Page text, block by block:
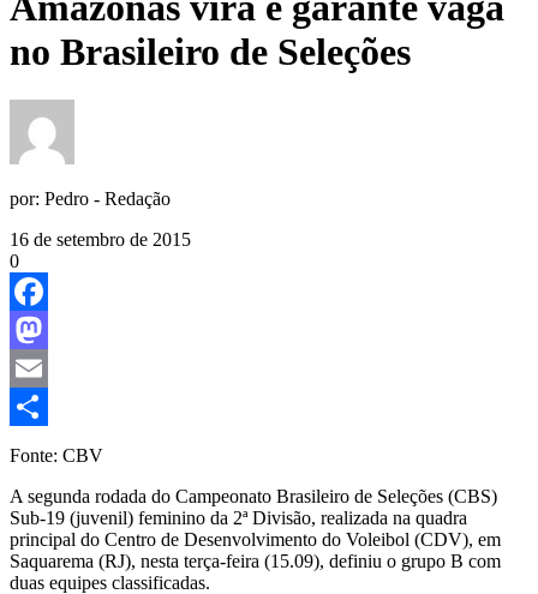
no Brasileiro de Seleções
por: Pedro - Redação
16 de setembro de 2015
0
Facebook
Mastodon
Email
Share
Fonte: CBV
A segunda rodada do Campeonato Brasileiro de Seleções (CBS)
Sub-19 (juvenil) feminino da 2ª Divisão, realizada na quadra
principal do Centro de Desenvolvimento do Voleibol (CDV), em
Saquarema (RJ), nesta terça-feira (15.09), definiu o grupo B com
duas equipes classificadas.